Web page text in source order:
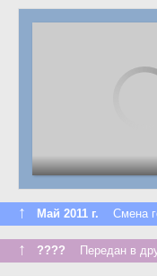
↑ Май 2011 г. Смена
↑ ???? Передан в